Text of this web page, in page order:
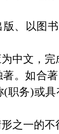
版、以图
为中文，
著。如合
职务)或
之一的不